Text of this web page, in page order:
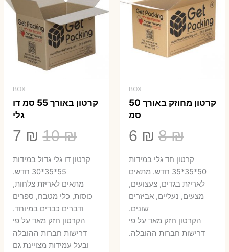
BOX
קרטון מחוזק באורך 50
סמ
8₪
המחיר
המקורי
היה:
8 ₪.
6 ₪
הנוכחיקרטון חד גלי במידות
50*35*35 חדש. מתאים
לאריזת בגדים, צעצועים,
מצעים, נעליים, אביזרים
שונים.
הקרטון חזק מאד על פי
דרישות חברות ההובלה.
BOX
קרטון באורך 55 סמ דו
גלי
10₪
היה:
10 ₪.
7 ₪
7 ₪.
קרטון דו גלי גדול במידות
55*35*30 חדש.
מתאים לאריזת צלחות,
כוסות, כלי מטבח, ספרים
ודברים כבדים במיוחד.
הקרטון חזק מאד על פי
דרישות חברות ההובלה
ובעל עמידות מצויינת גם